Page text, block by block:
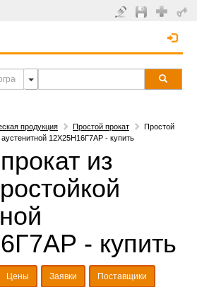
продукция Простой прокат
Простой
аустенитной 12Х25Н16Г7АР - купить
из
- купить
Цены Заявки Поставщики